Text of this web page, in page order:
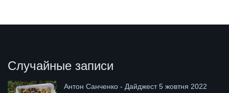
Случайные записи
Антон Санченко - Дайджест 5 жовтня 2022